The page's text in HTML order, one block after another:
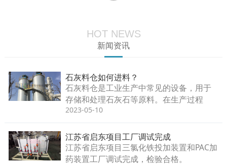
HOT NEWS
新闻资讯
石灰料仓如何进料？
石灰料仓是工业生产中常见的设备，用于
存储和处理石灰石等原料。在生产过程
中，石灰料仓需要不断地进料，以保证生
2023-05-10
江苏省启东项目工厂调试完成
江苏省启东项目三氯化铁投加装置和PAC加
药装置工厂调试完成，检验合格。